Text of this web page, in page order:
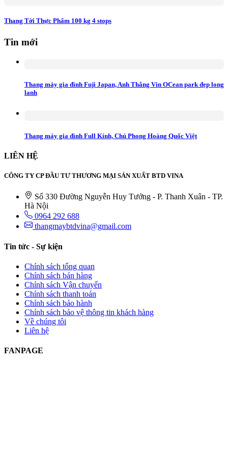
Thang Tời Thực Phẩm 100 kg 4 stops
Tin mới
Thang máy gia đình Fuji Japan, Anh Thắng Vin OCean park đẹp long
lanh
Thang máy gia đình Full Kính, Chú Phong Hoàng Quốc Việt
LIÊN HỆ
CÔNG TY CP ĐẦU TƯ THƯƠNG MẠI SẢN XUẤT BTD VINA
Số 330 Đường Nguyễn Huy Tưởng - P. Thanh Xuân - TP.
Hà Nội
0964 292 688
thangmaybtdvina@gmail.com
Tin tức - Sự kiện
Chính sách tổng quan
Chính sách bán hàng
Chính sách Vận chuyển
Chính sách thanh toán
Chính sách bảo hành
Chính sách bảo vệ thông tin khách hàng
Về chúng tôi
Liên hệ
FANPAGE